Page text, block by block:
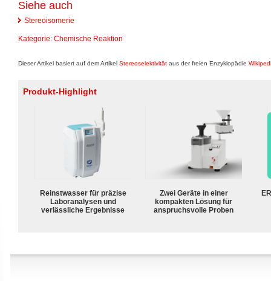
Siehe auch
Stereoisomerie
Kategorie: Chemische Reaktion
Dieser Artikel basiert auf dem Artikel Stereoselektivität aus der freien Enzyklopädie
Produkt-Highlight
Reinstwasser für präzise
Laboranalysen und
verlässliche Ergebnisse
Zwei Geräte in einer
kompakten Lösung für
anspruchsvolle Proben